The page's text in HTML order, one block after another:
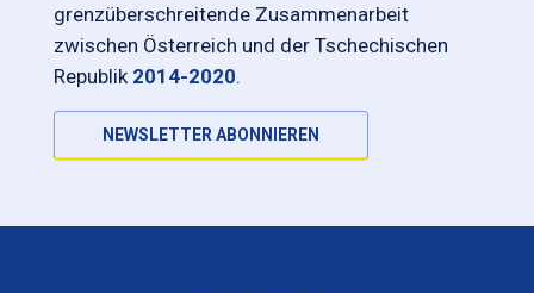
grenzüberschreitende Zusammenarbeit
zwischen Österreich und der Tschechischen
Republik 2014-2020.
NEWSLETTER ABONNIEREN